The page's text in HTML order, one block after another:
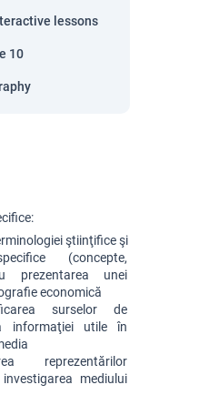
lessons
10
ştiinţifice şi
(concepte,
prezentarea unei
economică
informaţiei utile în
reprezentărilor
mediului